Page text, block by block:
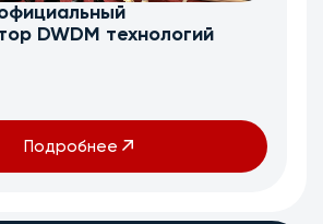
DWDM технологий
Подробнее